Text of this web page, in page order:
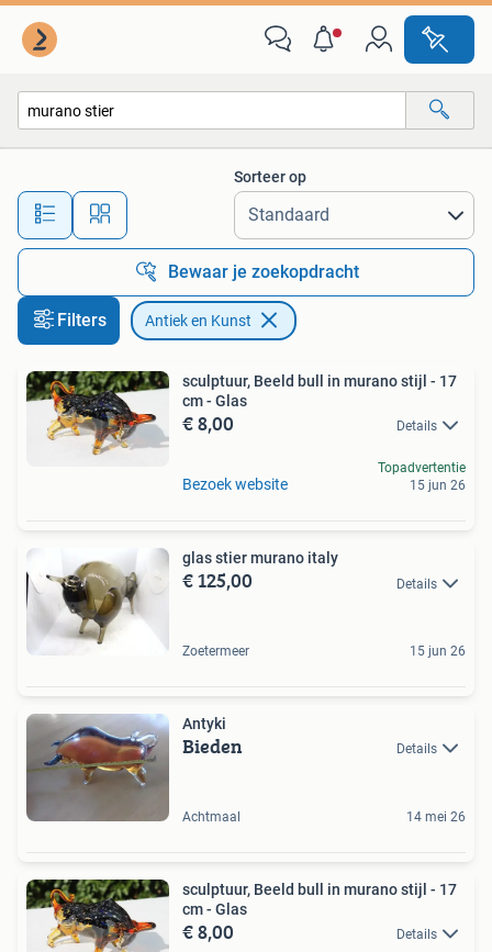
Alle afstanden…
Sorteer op
Bewaar je zoekopdracht
Filters Antiek en Kunst
sculptuur, Beeld bull in murano stijl - 17
cm - Glas
€ 8,00 Details
Bezoek website
Topadvertentie
15 jun 26
glas stier murano italy
€ 125,00 Details
Zoetermeer 15 jun 26
Antyki
Bieden Details
Achtmaal 14 mei 26
sculptuur, Beeld bull in murano stijl - 17
cm - Glas
€ 8,00 Details